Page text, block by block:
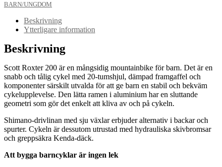
BARN/UNGDOM
Beskrivning
Ytterligare information
Beskrivning
Scott Roxter 200 är en mångsidig mountainbike för barn. Det är en
snabb och tålig cykel med 20-tumshjul, dämpad framgaffel och
komponenter särskilt utvalda för att ge barn en stabil och bekväm
cykelupplevelse. Den lätta ramen i aluminium har en sluttande
geometri som gör det enkelt att kliva av och på cykeln.
Shimano-drivlinan med sju växlar erbjuder alternativ i backar och
spurter. Cykeln är dessutom utrustad med hydrauliska skivbromsar
och greppsäkra Kenda-däck.
Att bygga barncyklar är ingen lek